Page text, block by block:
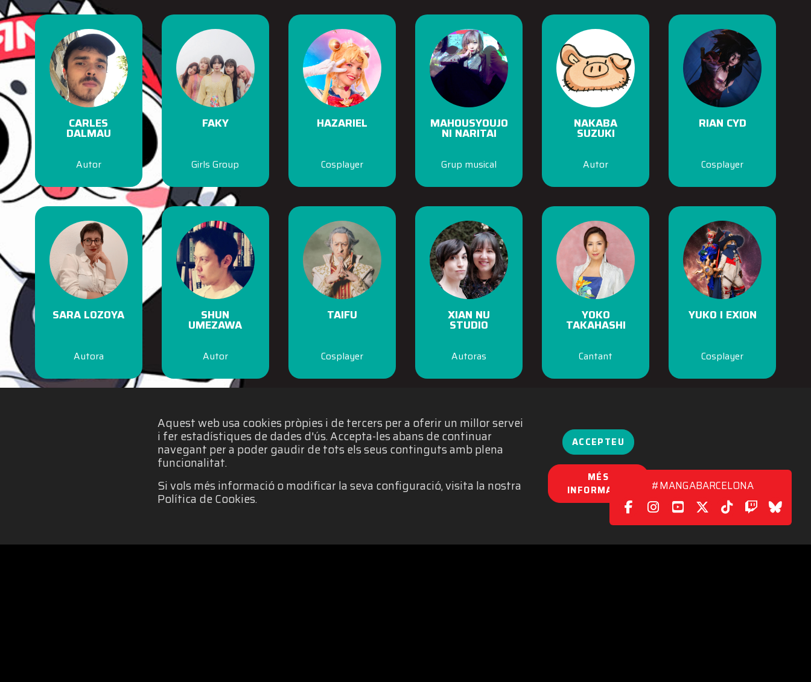
#MANGABARCELONA
CARLES
DALMAU
Autor
FAKY
Girls Group
HAZARIEL
Cosplayer
MAHOUSYOUJO
NI NARITAI
Grup musical
NAKABA
SUZUKI
Autor
RIAN CYD
Cosplayer
SARA LOZOYA
Autora
SHUN
UMEZAWA
Autor
TAIFU
Cosplayer
XIAN NU
STUDIO
Autoras
YOKO
TAKAHASHI
Cantant
YUKO I EXION
Cosplayer
Aquest web usa cookies pròpies i de tercers per a oferir un millor servei
i fer estadístiques de dades d'ús. Accepta-les abans de continuar
navegant per a poder gaudir de tots els seus continguts amb plena
funcionalitat.
Si vols més informació o modificar la seva configuració, visita la nostra
Política de Cookies.
ACCEPTEU
MÉS
INFORMACIÓ